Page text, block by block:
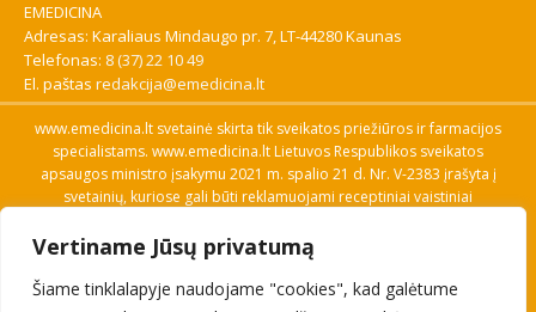
Vertiname Jūsų privatumą
Šiame tinklalapyje naudojame "cookies", kad galėtume
EMEDICINA
Adresas: Karaliaus Mindaugo pr. 7, LT-44280 Kaunas
Telefonas: 8 (37) 22 10 49
El. paštas redakcija@emedicina.lt
www.emedicina.lt svetainė skirta tik sveikatos priežiūros ir farmacijos
specialistams. www.emedicina.lt Lietuvos Respublikos sveikatos
apsaugos ministro įsakymu 2021 m. spalio 21 d. Nr. V-2383 įrašyta į
svetainių, kuriose gali būti reklamuojami receptiniai vaistiniai
savo profesinę kvalifikaciją. Naudingos nuorodos: Vaistų ir medicinos
pagalbos priemonių kainų paieška, VVKT tinklalapis, Sveikatos
priežiūros ar farmacijos specialisto pranešimo apie įtariamą